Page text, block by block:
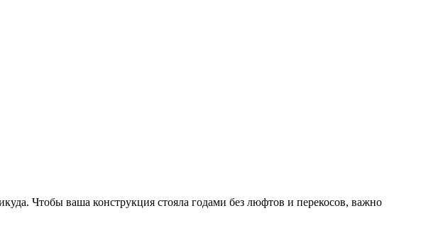
Чтобы ваша конструкция стояла годами без люфтов и перекосов, важно